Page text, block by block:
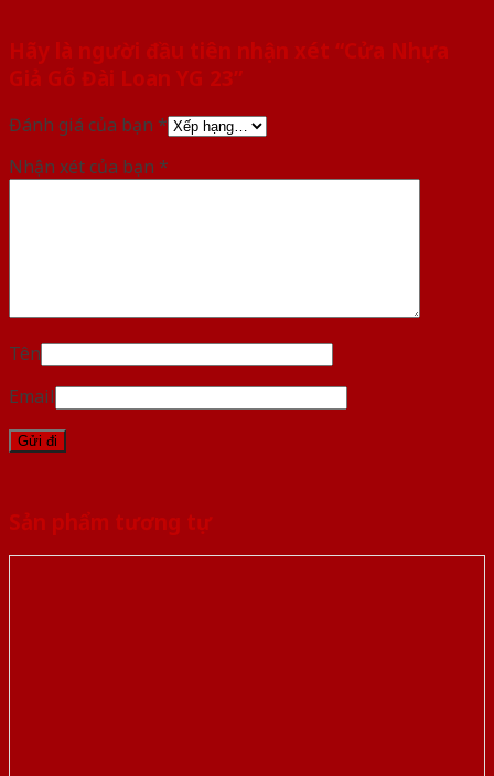
Hãy là người đầu tiên nhận xét “Cửa Nhựa
Giả Gỗ Đài Loan YG 23”
Đánh giá của bạn *
Nhận xét của bạn *
Tên
Email
Sản phẩm tương tự